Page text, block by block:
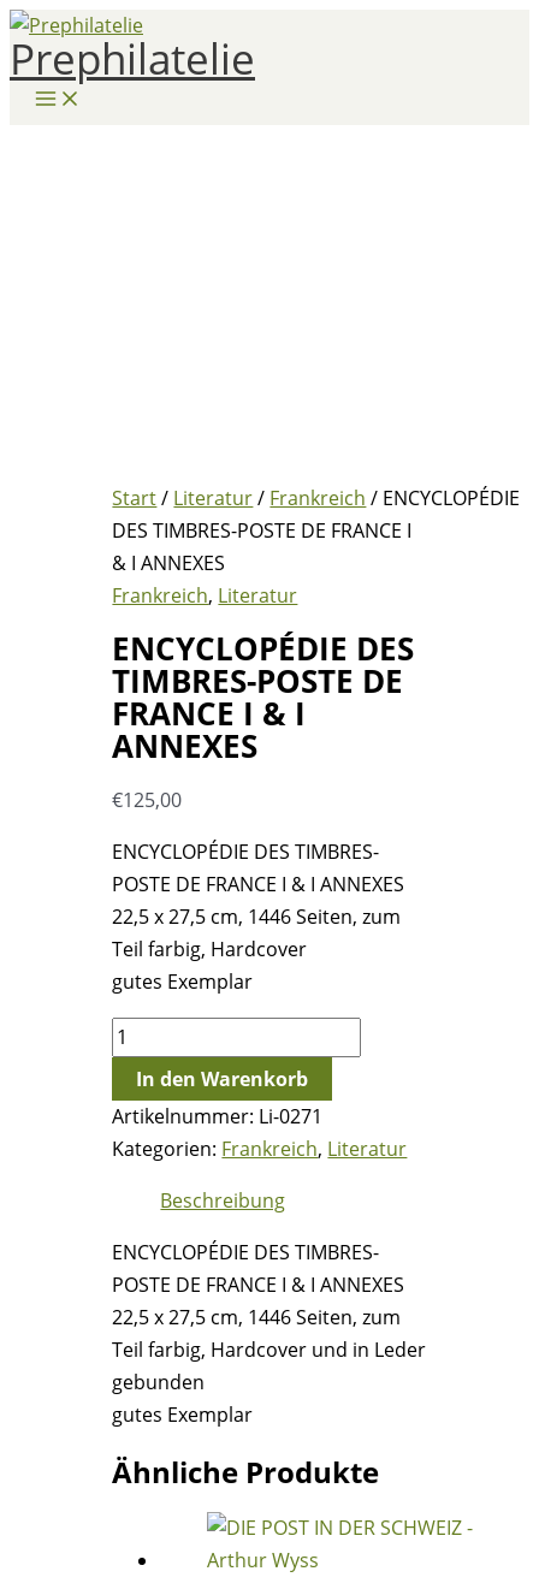
Zum
Inhalt
springen
Prephilatelie
Start/ Literatur/ Frankreich / ENCYCLOPÉDIE
DES TIMBRES-POSTE DE FRANCE I
& I ANNEXES
Frankreich, Literatur
ENCYCLOPÉDIE DES
TIMBRES-POSTE DE
FRANCE I & I
ANNEXES
€125,00
ENCYCLOPÉDIE DES TIMBRES-
POSTE DE FRANCE I & I ANNEXES
22,5 x 27,5 cm, 1446 Seiten, zum
Teil farbig, Hardcover
gutes Exemplar
ENCYCLOPÉDIE
DES
TIMBRES-
POSTE
DE
FRANCE
&
I
ANNEXES
Menge
In den Warenkorb
Artikelnummer: Li-0271
Kategorien: Frankreich, Literatur
Beschreibung
ENCYCLOPÉDIE DES TIMBRES-
POSTE DE FRANCE I & I ANNEXES
22,5 x 27,5 cm, 1446 Seiten, zum
Teil farbig, Hardcover und in Leder
gebunden
gutes Exemplar
Ähnliche Produkte